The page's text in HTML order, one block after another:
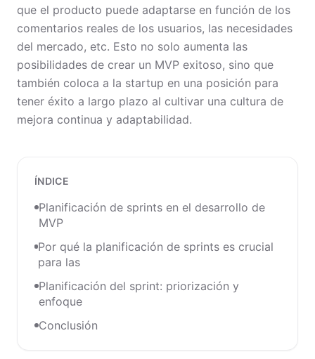
que el producto puede adaptarse en función de los
comentarios reales de los usuarios, las necesidades
del mercado, etc. Esto no solo aumenta las
posibilidades de crear un MVP exitoso, sino que
también coloca a la startup en una posición para
tener éxito a largo plazo al cultivar una cultura de
mejora continua y adaptabilidad.
ÍNDICE
Planificación de sprints en el desarrollo de
MVP
Por qué la planificación de sprints es crucial
para las
Planificación del sprint: priorización y
enfoque
Conclusión